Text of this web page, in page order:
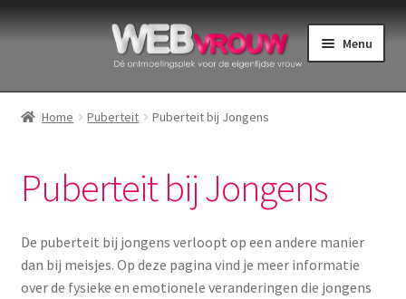
Ga
Ga
Menu
Home
Intiemverzorging
Menstruatiedisks
Menstruatiecups
Home Puberteit Puberteit bij Jongens
Puberteit bij Jongens
De puberteit bij jongens verloopt op een andere manier
dan bij meisjes. Op deze pagina vind je meer informatie
over de fysieke en emotionele veranderingen die jongens